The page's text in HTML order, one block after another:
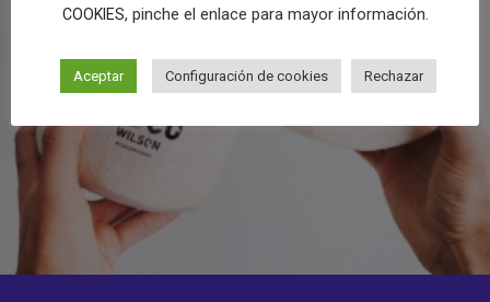
COOKIES, pinche el enlace para mayor información.
Aceptar Configuración de cookies Rechazar